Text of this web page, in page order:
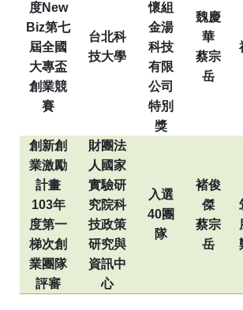
度New
Biz第七
屆全國
大專盃
創業競
賽
台北科
技大學
懷組
金湯
科技
有限
公司
特別
獎
魏慶
華
蔡宗
岳
創新創
業激勵
計畫
103年
度第一
梯次創
業團隊
評審
財團法
人國家
實驗研
究院科
技政策
研究與
資訊中
心
入選
40團
隊
褚俊
傑
蔡宗
岳